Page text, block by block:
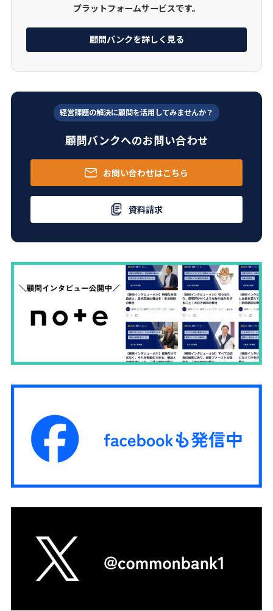
プラットフォームサービスです。
顧問バンクを詳しく見る
経営課題の解決に顧問を活用してみませんか？
顧問バンクへのお問い合わせ
お問い合わせはこちら
資料請求